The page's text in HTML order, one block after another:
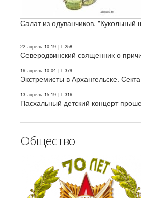
Салат из одуванчиков.
22 апрель 10:19 | 258
Северодвинский священник о
16 апрель 10:04 | 379
Экстремисты в Архангельске.
13 апрель 15:19 | 316
Пасхальный детский концерт
Общество